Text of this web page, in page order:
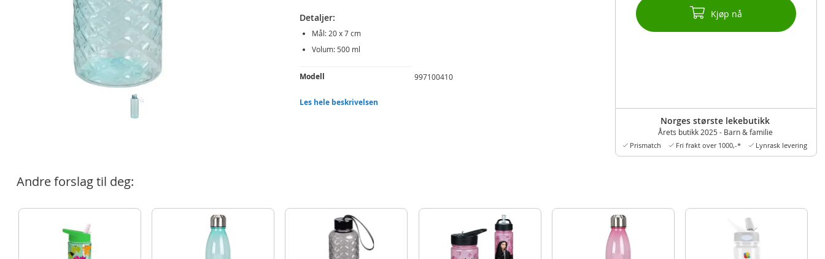
Kjøp nå
Norges største lekebutikk
Årets butikk 2025 - Barn & familie
Prismatch Fri frakt over 1000,-* Lynrask levering
Detaljer:
Mål: 20 x 7 cm
Volum: 500 ml
Produktdetaljer
Modell 997100410
EAN
Les hele beskrivelsen
Andre forslag til deg: